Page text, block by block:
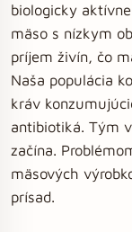
biologicky
mäso s nízkym
príjem živín, čo
Naša populácia
kráv
antibiotiká. Tým
začína.
mäsových
prísad.